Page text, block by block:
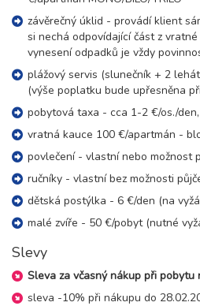
závěrečný úklid - provádí klient
si nechá odpovídající část z
vynesení odpadků je vždy
plážový servis (slunečník + 2
(výše poplatku bude upřesněna
pobytová taxa - cca 1-2 €/os./
vratná kauce 100 €/apartmán -
povlečení - vlastní nebo možnost
ručníky - vlastní bez možnosti
dětská postýlka - 6 €/den (na
malé zvíře - 50 €/pobyt (nutné
Slevy
Sleva za včasný nákup při pobytu
sleva -10% při nákupu do